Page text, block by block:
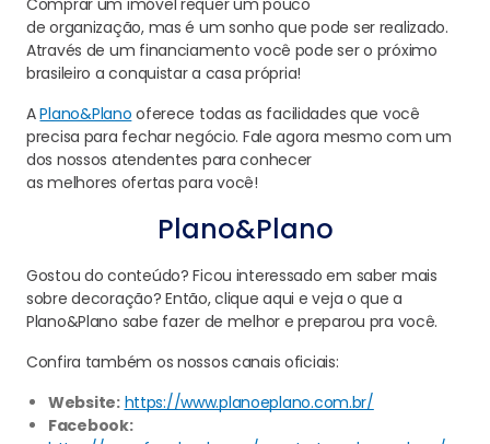
deorganização,masé um sonho que pode ser realizado.
Através de um financiamento você pode ser o próximo
brasileiro a conquistar a casa própria!
APlano&Plano oferece todasas facilidades que você
precisa para fechar negócio. Fale agora mesmo com um
dos nossos atendentes para conhecer
as melhores ofertas para você!
Plano&Plano
Gostou do conteúdo? Ficou interessado em saber mais
sobre decoração? Então, clique aqui e veja o que a
Plano&Plano sabe fazer de melhor e preparou pra você.
Confira também os nossos canais oficiais:
Website: https://www.planoeplano.com.br/
Facebook: